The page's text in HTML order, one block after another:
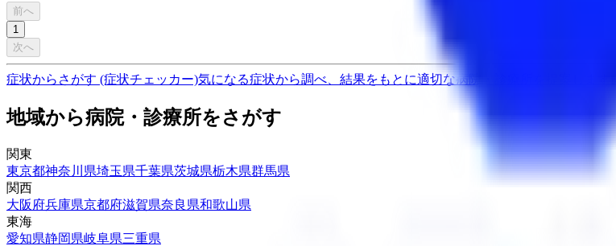
前へ
1
次へ
症状からさがす (症状チェッカー)気になる症状から調べ、結果をもとに適切な病院・診療所を提案します
地域から病院・診療所をさがす
関東
東京都神奈川県埼玉県千葉県茨城県栃木県群馬県
関西
大阪府兵庫県京都府滋賀県奈良県和歌山県
東海
愛知県静岡県岐阜県三重県